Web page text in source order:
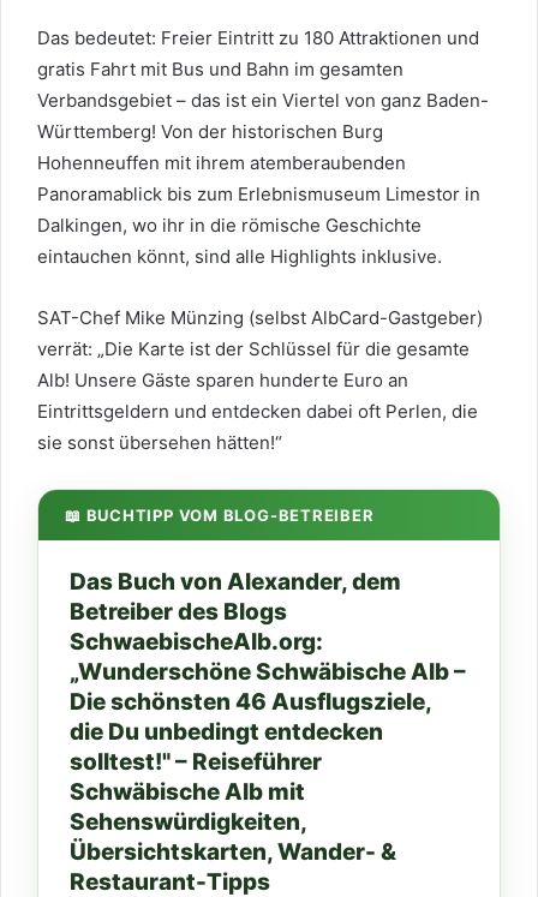
Das bedeutet: Freier Eintritt zu 180 Attraktionen und
gratis Fahrt mit Bus und Bahn im gesamten
Verbandsgebiet – das ist ein Viertel von ganz Baden-
Württemberg! Von der historischen Burg
Hohenneuffen mit ihrem atemberaubenden
Panoramablick bis zum Erlebnismuseum Limestor in
Dalkingen, wo ihr in die römische Geschichte
eintauchen könnt, sind alle Highlights inklusive.
SAT-Chef Mike Münzing (selbst AlbCard-Gastgeber)
verrät: „Die Karte ist der Schlüssel für die gesamte
Alb! Unsere Gäste sparen hunderte Euro an
Eintrittsgeldern und entdecken dabei oft Perlen, die
sie sonst übersehen hätten!“
📖 BUCHTIPP VOM BLOG-BETREIBER
Das Buch von Alexander, dem
Betreiber des Blogs
SchwaebischeAlb.org:
„Wunderschöne Schwäbische Alb –
Die schönsten 46 Ausflugsziele,
die Du unbedingt entdecken
solltest!" – Reiseführer
Schwäbische Alb mit
Sehenswürdigkeiten,
Übersichtskarten, Wander- &
Restaurant-Tipps